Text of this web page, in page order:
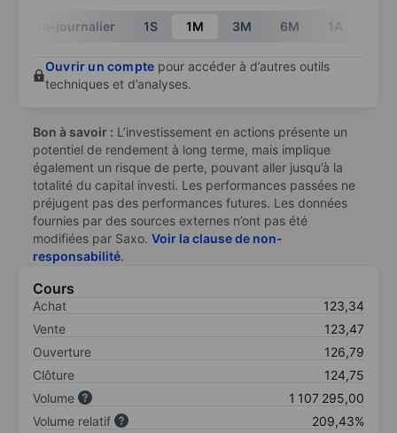
End of interactive chart.
Intra-journalier 1S 1M 3M 6M 1A
Ouvrir un compte pour accéder à d’autres outils
techniques et d’analyses.
Bon à savoir : L’investissement en actions présente un
potentiel de rendement à long terme, mais implique
également un risque de perte, pouvant aller jusqu’à la
totalité du capital investi. Les performances passées ne
préjugent pas des performances futures. Les données
fournies par des sources externes n’ont pas été
modifiées par Saxo. Voir la clause de non-
responsabilité.
Cours
Achat
123,34
Vente
123,47
Ouverture
126,79
Clôture
124,75
Volume
1 107 295,00
Volume relatif
209,43%